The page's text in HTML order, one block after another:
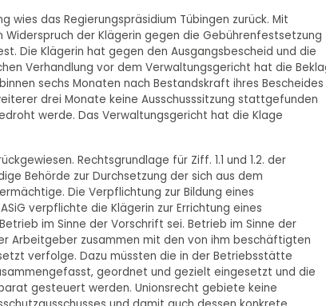
wies das Regierungspräsidium Tübingen zurück. Mit
Widerspruch der Klägerin gegen die Gebührenfestsetzung
Die Klägerin hat gegen den Ausgangsbescheid und die
Verhandlung vor dem Verwaltungsgericht hat die
sechs Monaten nach Bestandskraft ihres Bescheides
drei Monate keine Ausschusssitzung stattgefunden
werde. Das Verwaltungsgericht hat die Klage
Rechtsgrundlage für Ziff. 1.1 und 1.2. der
Behörde zur Durchsetzung der sich aus dem
Die Verpflichtung zur Bildung eines
verpflichte die Klägerin zur Errichtung eines
im Sinne der Vorschrift sei. Betrieb im Sinne der
Arbeitgeber zusammen mit den von ihm beschäftigten
verfolge. Dazu müssten die in der Betriebsstätte
geordnet und gezielt eingesetzt und die
gesteuert werden. Unionsrecht gebiete keine